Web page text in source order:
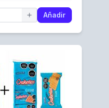
Añadir